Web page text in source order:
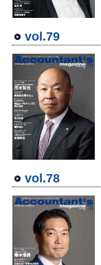
vol.79
vol.78